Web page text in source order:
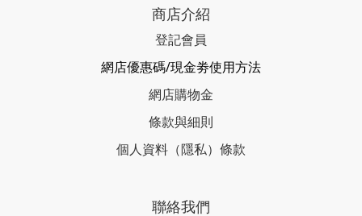
商店介紹
登記會員
網店優惠碼/現金劵使用方法
網店購物金
條款與細則
個人資料（隱私）條款
聯絡我們